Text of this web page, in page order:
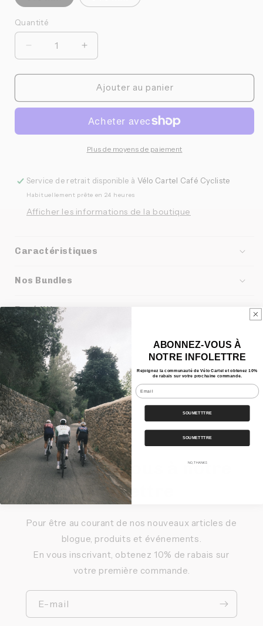
Quantité
Quantité
Réduire
la
quantité
Sram
de
Augmenter
la
quantité
Sram
Collet
de
dérailleur
Ajouter au panier
Plus de moyens de paiement
Service de retrait disponible à Vélo Cartel Café Cycliste
Habituellement prête en 24 heures
Afficher les informations de la boutique
Caractéristiques
Nos Bundles
Expédition
Partager
Inscrivez-vous à notre
infolettre
Pour être au courant de nos nouveaux articles de
blogue, produits et événements.
En vous inscrivant, obtenez 10% de rabais sur
votre première commande.
E-mail
ABONNEZ-VOUS À
NOTRE INFOLETTRE
Rejoignez la communauté de Vélo Cartel et obtenez 10%
de rabais sur votre prochaine commande.
Email
SOUMETTTRE
SOUMETTTRE
NO, THANKS